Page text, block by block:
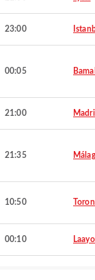
23:00
00:05
21:00
21:35
10:50
00:10